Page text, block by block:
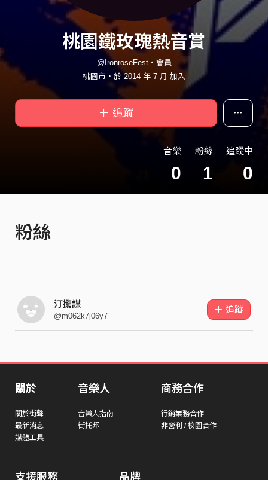
桃園鐵玫瑰熱音賞
@IronroseFest・會員
桃園市・於 2014 年 7 月 加入
＋ 追蹤
音樂
0
粉絲
1
追蹤中
0
粉絲
汀攏謀
@m062k7j06y7
＋ 追蹤
關於
關於街聲
最新消息
媒體工具
音樂人
音樂人指南
街托邦
商務合作
行銷業務合作
非營利 / 校園合作
支援服務 品牌